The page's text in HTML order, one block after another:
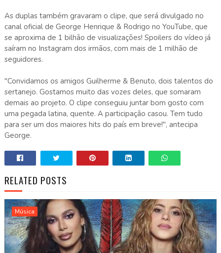
As duplas também gravaram o clipe, que será divulgado no
canal oficial de George Henrique & Rodrigo no YouTube, que
se aproxima de 1 bilhão de visualizações! Spoilers do vídeo já
saíram no Instagram dos irmãos, com mais de 1 milhão de
seguidores.
"Convidamos os amigos Guilherme & Benuto, dois talentos do
sertanejo. Gostamos muito das vozes deles, que somaram
demais ao projeto. O clipe conseguiu juntar bom gosto com
uma pegada latina, quente. A participação casou. Tem tudo
para ser um dos maiores hits do país em breve!", antecipa
George.
RELATED POSTS
Música